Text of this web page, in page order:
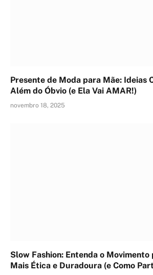
Presente de Moda para Mãe: Ideias
Além do Óbvio (e Ela Vai AMAR!)
novembro 18, 2025
Slow Fashion: Entenda o
Mais Ética e Duradoura (e Como